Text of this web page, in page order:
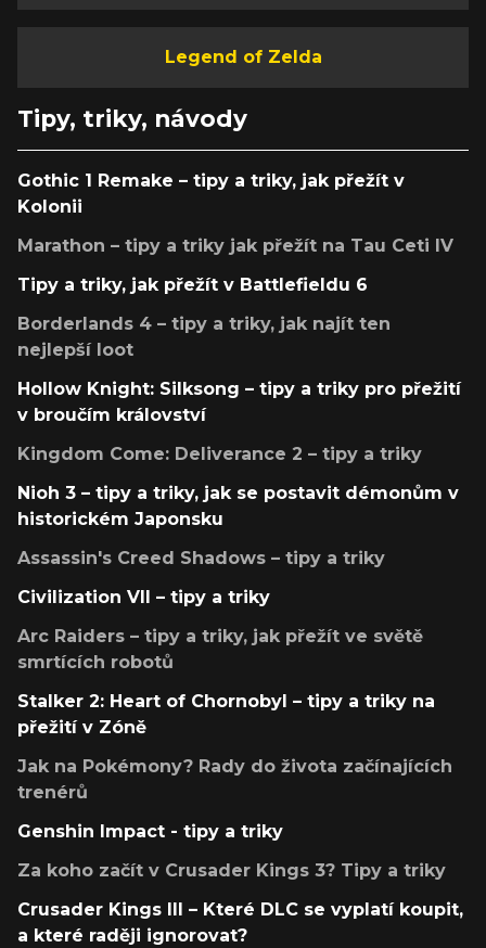
Legend of Zelda
Tipy, triky, návody
Gothic 1 Remake – tipy a triky, jak přežít v
Kolonii
Marathon – tipy a triky jak přežít na Tau Ceti IV
Tipy a triky, jak přežít v Battlefieldu 6
Borderlands 4 – tipy a triky, jak najít ten
nejlepší loot
Hollow Knight: Silksong – tipy a triky pro přežití
v broučím království
Kingdom Come: Deliverance 2 – tipy a triky
Nioh 3 – tipy a triky, jak se postavit démonům v
historickém Japonsku
Assassin's Creed Shadows – tipy a triky
Civilization VII – tipy a triky
Arc Raiders – tipy a triky, jak přežít ve světě
smrtících robotů
Stalker 2: Heart of Chornobyl – tipy a triky na
přežití v Zóně
Jak na Pokémony? Rady do života začínajících
trenérů
Genshin Impact - tipy a triky
Za koho začít v Crusader Kings 3? Tipy a triky
Crusader Kings III – Které DLC se vyplatí koupit,
a které raději ignorovat?